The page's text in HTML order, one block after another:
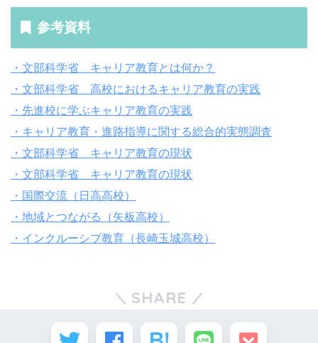
参考資料
・文部科学省 キャリア教育とは何か？
・文部科学省 高校におけるキャリア教育の実践
・先進校に学ぶキャリア教育の実践
・キャリア教育・進路指導に関する総合的実態調査
・文部科学省 キャリア教育の現状
・文部科学省 キャリア教育の現状
・国際交流（日高高校）
・地域とつながる（矢板高校）
・インクルーシブ教育（長崎玉城高校）
SHARE